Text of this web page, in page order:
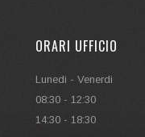
ORARI UFFICIO
Lunedi - Venerdi
08:30 - 12:30
14:30 - 18:30